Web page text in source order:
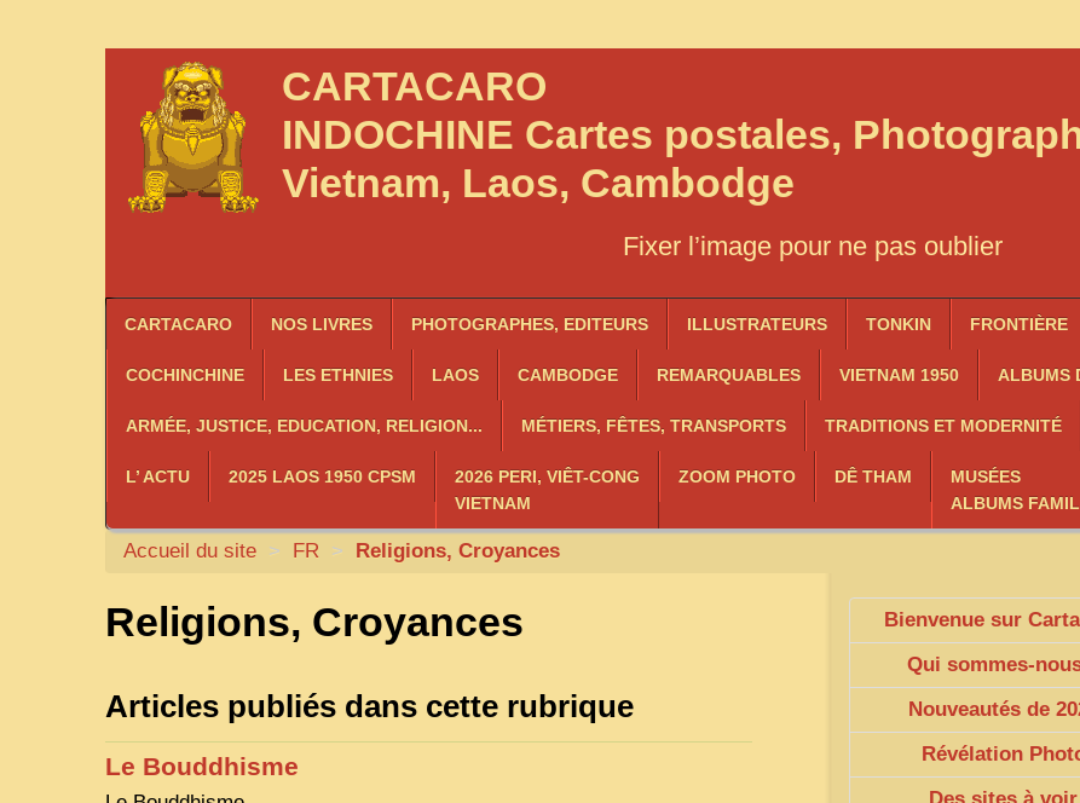
CARTACARO
INDOCHINE Cartes postales,
Vietnam, Laos, Cambodge
Fixer l’image pour ne pas oublier
CARTACARO NOS LIVRES PHOTOGRAPHES, EDITEURS ILLUSTRATEURS TONKIN FRONTIÈRE
COCHINCHINE LES ETHNIES LAOS CAMBODGE REMARQUABLES VIETNAM 1950 ALBUMS
ARMÉE, JUSTICE, EDUCATION, RELIGION... MÉTIERS, FÊTES, TRANSPORTS TRADITIONS ET MODERNITÉ
L’ ACTU 2025 LAOS 1950 CPSM
2026 PERI, VIÊT-CONG
VIETNAM
ZOOM PHOTO DÊ THAM
MUSÉES
ALBUMS
Accueil du site > FR > Religions, Croyances
Religions, Croyances
Articles publiés dans cette rubrique
Le Bouddhisme
Bienvenue sur
Qui sommes-
Nouveautés de
Révélation